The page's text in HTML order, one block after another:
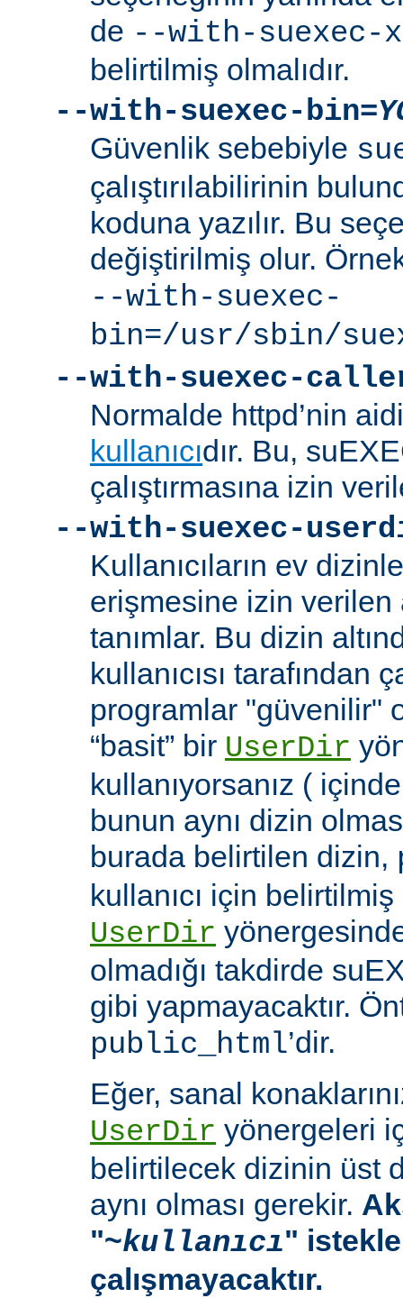
de --with-suexec-
belirtilmiş olmalıdır.
--with-suexec-bin=
Güvenlik sebebiyle
çalıştırılabilirinin
koduna yazılır. Bu
değiştirilmiş olur.
--with-suexec-
bin=/usr/sbin/
--with-suexec-
Normalde httpd’nin
kullanıcıdır. Bu,
çalıştırmasına izin
--with-suexec-
Kullanıcıların ev
erişmesine izin
tanımlar. Bu dizin
kullanıcısı tarafından
programlar "güvenilir"
“basit” bir UserDir
kullanıyorsanız (
bunun aynı dizin
burada belirtilen dizin,
kullanıcı için
UserDir
olmadığı takdirde
gibi yapmayacaktır.
public_html’dir.
Eğer, sanal
UserDir yönergeleri
belirtilecek dizinin üst
aynı olması gerekir.
"~kullanıcı"
çalışmayacaktır.